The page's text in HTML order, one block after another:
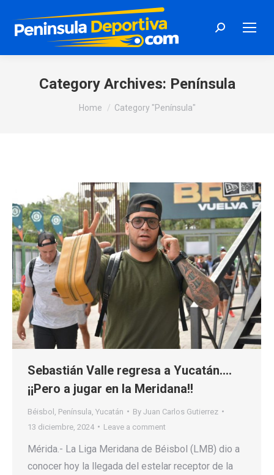
Search:
Category Archives: Península
You are here:
Home Category "Península"
Sebastián Valle regresa a Yucatán….
¡¡Pero a jugar en la Meridana!!
Béisbol Península Yucatán By Juan Carlos Gutierrez
13 diciembre, 2024
Leave a comment
Mérida.- La Liga Meridana de Béisbol (LMB) dio a
conocer hoy la llegada del estelar receptor de la